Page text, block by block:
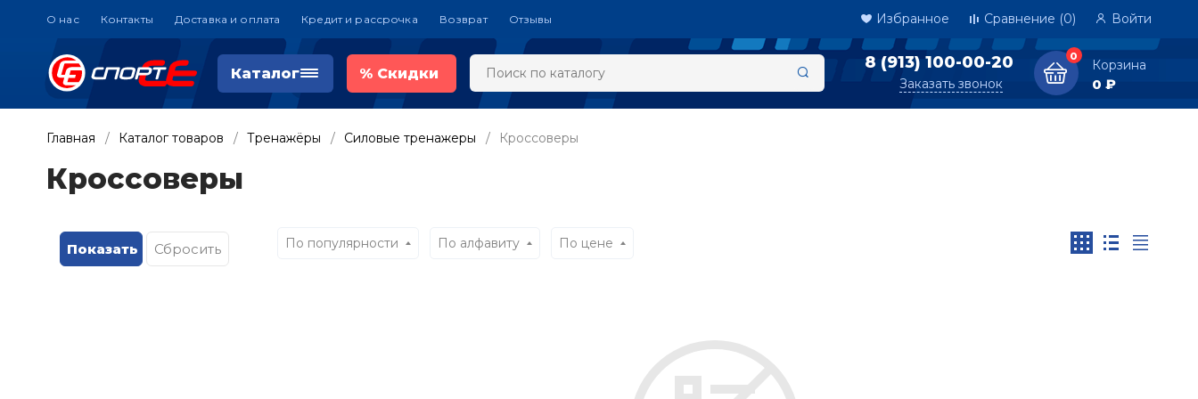
О нас Контакты Доставка и оплата Кредит и рассрочка Возврат Отзывы Избранное Сравнение (0) Войти
Каталог % Скидки
8 (913) 100-00-20
Заказать звонок
0
Корзина
0 ₽
Главная Каталог товаров Тренажёры Силовые тренажеры Кроссоверы
Кроссоверы
По популярности По алфавиту По цене